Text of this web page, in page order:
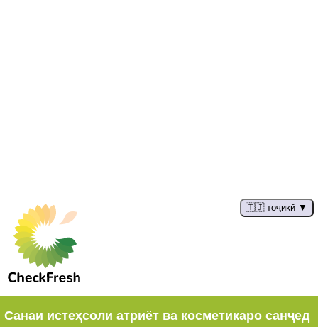
🇹🇯 тоҷикӣ
Санаи истеҳсоли атриёт ва косметикаро санҷед